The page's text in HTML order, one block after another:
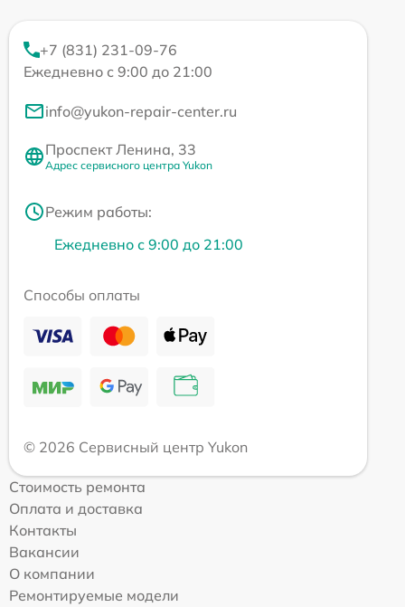
+7 (831) 231-09-76
Ежедневно с 9:00 до 21:00
info@yukon-repair-center.ru
Проспект Ленина, 33
Адрес сервисного центра Yukon
Режим работы:
Ежедневно с 9:00 до 21:00
Способы оплаты
© 2026 Сервисный центр Yukon
Стоимость ремонта
Оплата и доставка
Контакты
Вакансии
О компании
Ремонтируемые модели